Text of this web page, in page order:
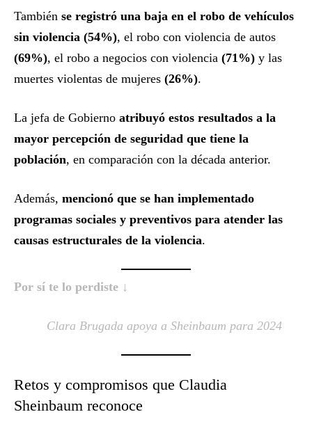
También se registró una baja en el robo de vehículos
sin violencia (54%), el robo con violencia de autos
(69%), el robo a negocios con violencia (71%) y las
muertes violentas de mujeres (26%).
La jefa de Gobierno atribuyó estos resultados a la
mayor percepción de seguridad que tiene la
población, en comparación con la década anterior.
Además, mencionó que se han implementado
programas sociales y preventivos para atender las
causas estructurales de la violencia.
Por sí te lo perdiste ↓
Clara Brugada apoya a Sheinbaum para 2024
Retos y compromisos que Claudia
Sheinbaum reconoce